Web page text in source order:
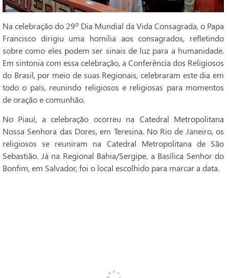
Na celebração do 29º Dia Mundial da Vida Consagrada, o Papa
Francisco dirigiu uma homilia aos consagrados, refletindo
sobre como eles podem ser sinais de luz para a humanidade.
Em sintonia com essa celebração, a Conferência dos Religiosos
do Brasil, por meio de suas Regionais, celebraram este dia em
todo o país, reunindo religiosos e religiosas para momentos
de oração e comunhão.
No Piauí, a celebração ocorreu na Catedral Metropolitana
Nossa Senhora das Dores, em Teresina. No Rio de Janeiro, os
religiosos se reuniram na Catedral Metropolitana de São
Sebastião. Já na Regional Bahia/Sergipe, a Basílica Senhor do
Bonfim, em Salvador, foi o local escolhido para marcar a data.